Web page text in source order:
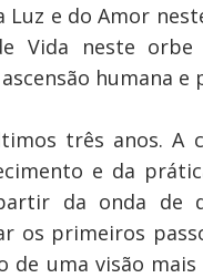
e do Amor
Vida neste
humana e
três anos. A
e da
da onda de
os primeiros
de uma visão